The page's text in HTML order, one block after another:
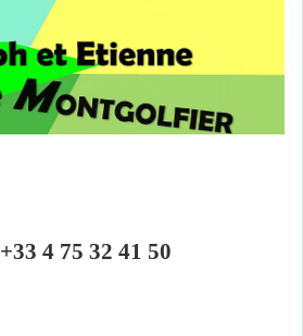
+33 4 75 32 41 50